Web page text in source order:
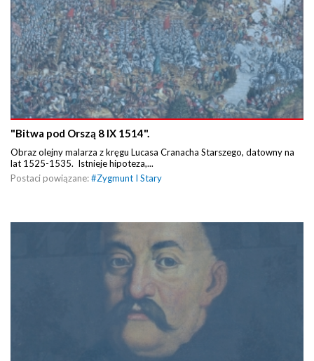
"Bitwa pod Orszą 8 IX 1514".
Obraz olejny malarza z kręgu Lucasa Cranacha Starszego, datowny na
lat 1525-1535. Istnieje hipoteza,...
Postaci powiązane:#Zygmunt I Stary